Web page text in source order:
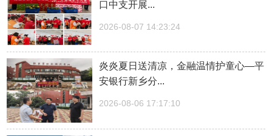
口中支开展...
2026-08-07 14:23:24
炎炎夏日送清凉，金融温情护童心—平
安银行新乡分...
2026-08-06 17:17:10